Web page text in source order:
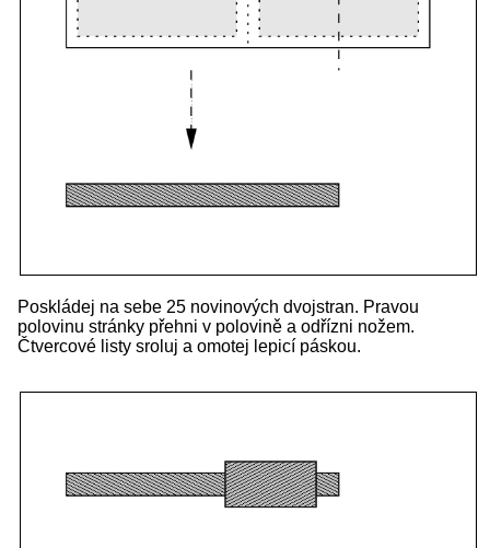
Poskládej na sebe 25 novinových dvojstran. Pravou
polovinu stránky přehni v polovině a odřízni nožem.
Čtvercové listy sroluj a omotej lepicí páskou.